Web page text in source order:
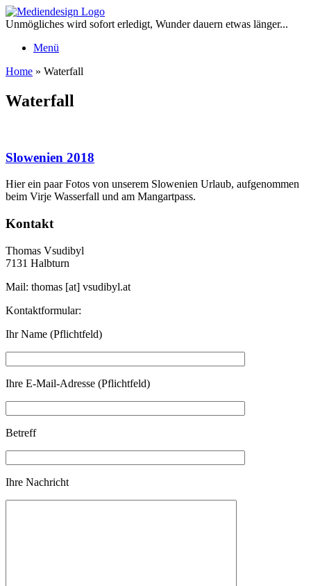
Zum
Inhalt
Unmögliches wird sofort erledigt, Wunder dauern etwas länger...
Menü
Home » Waterfall
Waterfall
Slowenien 2018
Hier ein paar Fotos von unserem Slowenien Urlaub, aufgenommen
beim Virje Wasserfall und am Mangartpass.
Kontakt
Thomas Vsudibyl
7131 Halbturn
Mail: thomas [at] vsudibyl.at
Kontaktformular:
Ihr Name (Pflichtfeld)
Ihre E-Mail-Adresse (Pflichtfeld)
Betreff
Ihre Nachricht